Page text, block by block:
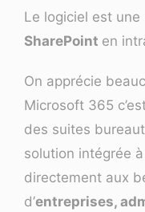
Le logiciel est
SharePoint en
On apprécie
Microsoft 365
des suites
solution intégrée
directement aux
d’entreprises,